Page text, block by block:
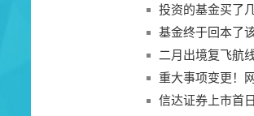
投资的基金买了
基金终于回本了
二月出境复飞航
重大事项变更！
信达证券上市首